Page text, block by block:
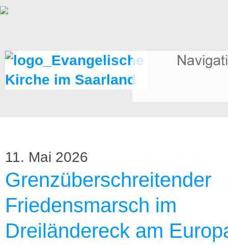
11. Mai 2026
Grenzüberschreitender
Friedensmarsch im
Dreiländereck am